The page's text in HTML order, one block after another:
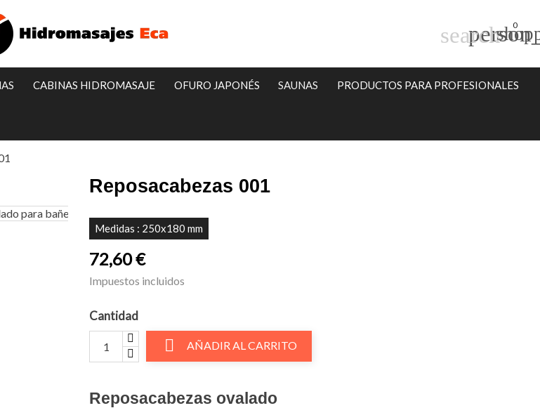
0
search
CABINAS HIDROMASAJE OFURO JAPONÉS SAUNAS PRODUCTOS PARA PROFESIONALES
Reposacabezas 001
Medidas : 250x180 mm
72,60 €
Impuestos incluidos
Cantidad
 AÑADIR AL CARRITO
Reposacabezas ovalado